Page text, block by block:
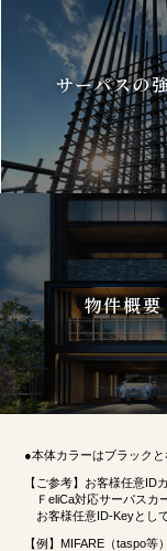
●本体カラーはブラックと
【ご参考】お客様任意ID
ＦeliCa対応サーパス
お客様任意ID-Keyとし
【例】MIFARE（taspo
サーパスの
物件概要